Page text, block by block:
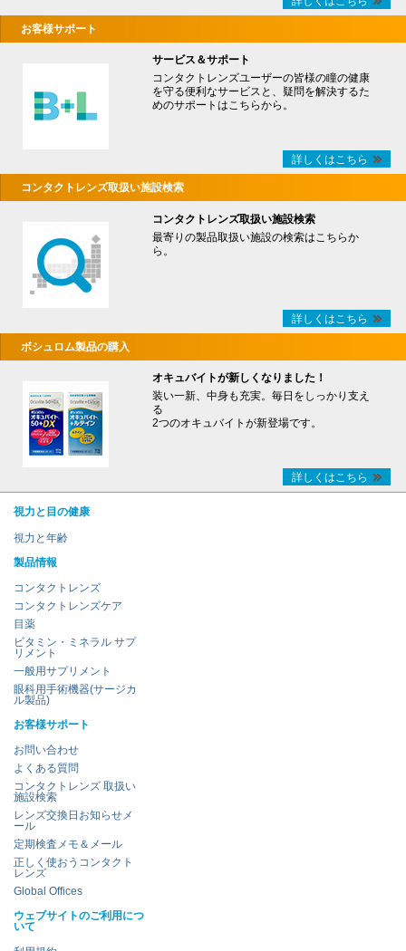
お客様サポート
サービス＆サポート
コンタクトレンズユーザーの皆様の瞳の健康
を守る便利なサービスと、疑問を解決するた
めのサポートはこちらから。
詳しくはこちら
コンタクトレンズ取扱い施設検索
コンタクトレンズ取扱い施設検索
最寄りの製品取扱い施設の検索はこちらか
ら。
詳しくはこちら
ボシュロム製品の購入
オキュバイトが新しくなりました！
装い一新、中身も充実。毎日をしっかり支え
る
2つのオキュバイトが新登場です。
詳しくはこちら
視力と目の健康
視力と年齢
製品情報
コンタクトレンズ
コンタクトレンズケア
目薬
ビタミン・ミネラル サプ
リメント
一般用サプリメント
眼科用手術機器(サージカ
ル製品)
お客様サポート
お問い合わせ
よくある質問
コンタクトレンズ 取扱い
施設検索
レンズ交換日お知らせメ
ール
定期検査メモ＆メール
正しく使おうコンタクト
レンズ
Global Offices
ウェブサイトのご利用につ
いて